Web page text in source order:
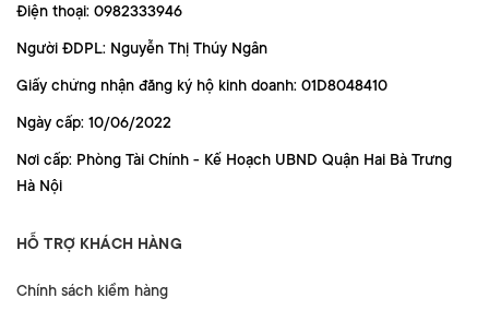
Điện thoại: 0982333946
Người ĐDPL: Nguyễn Thị Thúy Ngân
Giấy chứng nhận đăng ký hộ kinh doanh: 01D8048410
Ngày cấp: 10/06/2022
Nơi cấp: Phòng Tài Chính - Kế Hoạch UBND Quận Hai Bà Trưng
Hà Nội
HỖ TRỢ KHÁCH HÀNG
Chính sách kiểm hàng